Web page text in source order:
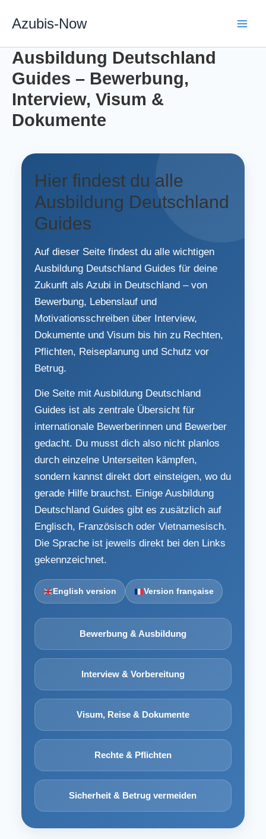
InhaltAzubis-Now
Ausbildung Deutschland
Guides – Bewerbung,
Interview, Visum &
Dokumente
Hier findest du alle
Ausbildung Deutschland
Guides
Auf dieser Seite findest du alle wichtigen
Ausbildung Deutschland Guides für deine
Zukunft als Azubi in Deutschland – von
Bewerbung, Lebenslauf und
Motivationsschreiben über Interview,
Dokumente und Visum bis hin zu Rechten,
Pflichten, Reiseplanung und Schutz vor
Betrug.
Die Seite mit Ausbildung Deutschland
Guides ist als zentrale Übersicht für
internationale Bewerberinnen und Bewerber
gedacht. Du musst dich also nicht planlos
durch einzelne Unterseiten kämpfen,
sondern kannst direkt dort einsteigen, wo du
gerade Hilfe brauchst. Einige Ausbildung
Deutschland Guides gibt es zusätzlich auf
Englisch, Französisch oder Vietnamesisch.
Die Sprache ist jeweils direkt bei den Links
gekennzeichnet.
English version Version française
Bewerbung & Ausbildung
Interview & Vorbereitung
Visum, Reise & Dokumente
Rechte & Pflichten
Sicherheit & Betrug vermeiden